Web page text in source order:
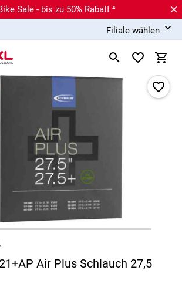
Sale - bis zu 50% Rabatt ⁴
Filiale wählen
Air Plus Schlauch 27,5